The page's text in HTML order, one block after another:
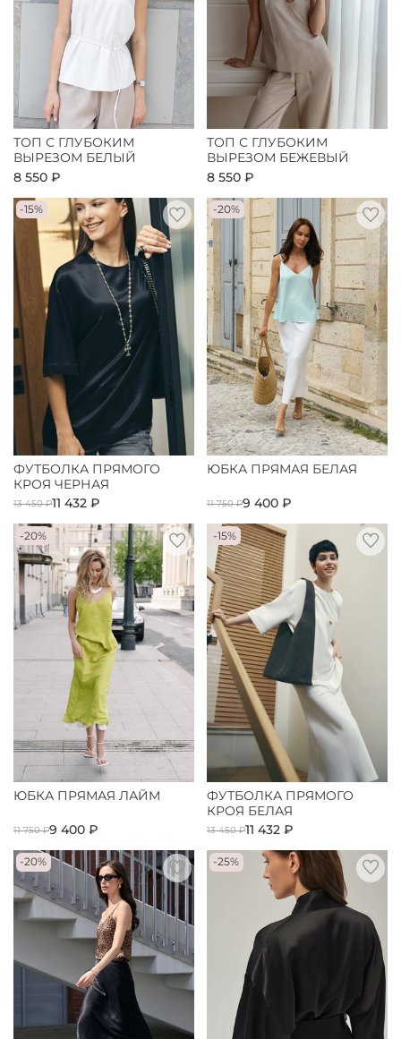
ТОП С ГЛУБОКИМ
ВЫРЕЗОМ БЕЛЫЙ
8 550 ₽
ТОП С ГЛУБОКИМ
ВЫРЕЗОМ БЕЖЕВЫЙ
8 550 ₽
-15%
ФУТБОЛКА ПРЯМОГО
КРОЯ ЧЕРНАЯ
13 450 ₽11 432 ₽
-20%
ЮБКА ПРЯМАЯ БЕЛАЯ
11 750 ₽9 400 ₽
-20%
ЮБКА ПРЯМАЯ ЛАЙМ
11 750 ₽9 400 ₽
-15%
ФУТБОЛКА ПРЯМОГО
КРОЯ БЕЛАЯ
13 450 ₽11 432 ₽
-20% -25%